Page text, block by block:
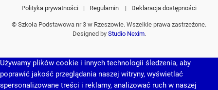
Polityka prywatności | Regulamin | Deklaracja dostępności
© Szkoła Podstawowa nr 3 w Rzeszowie. Wszelkie prawa zastrzeżone.
Designed by Studio Nexim.
Używamy plików cookie i innych technologii śledzenia, aby
poprawić jakość przeglądania naszej witryny, wyświetlać
spersonalizowane treści i reklamy, analizować ruch w naszej